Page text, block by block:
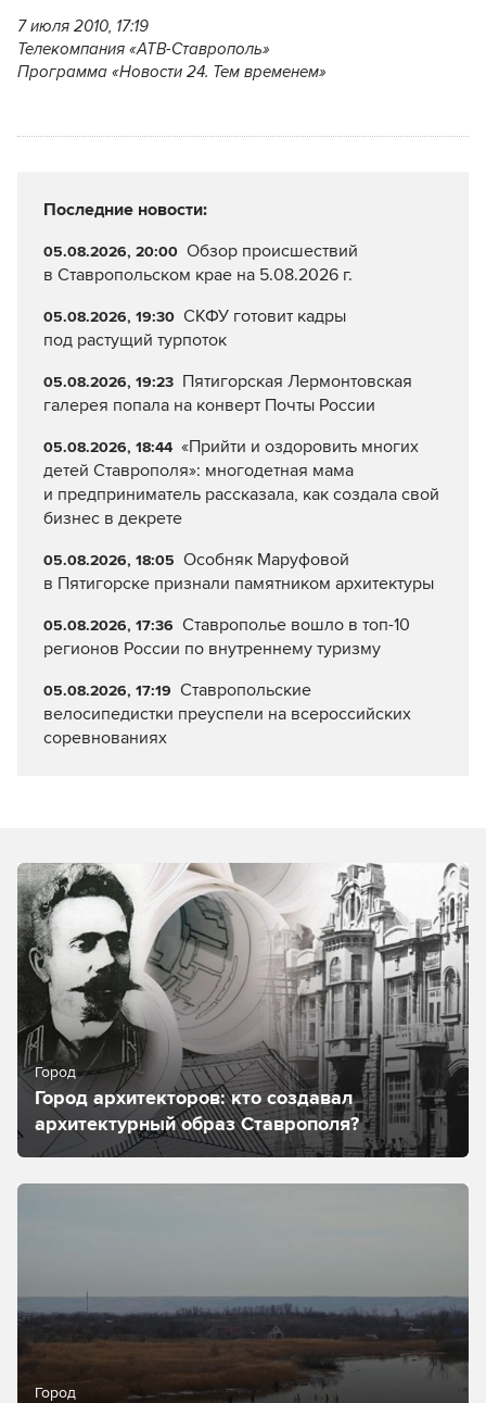
7 июля 2010, 17:19
Телекомпания «АТВ-Ставрополь»
Программа «Новости 24. Тем временем»
Последние новости:
05.08.2026, 20:00 Обзор происшествий
в Ставропольском крае на 5.08.2026 г.
05.08.2026, 19:30 СКФУ готовит кадры
под растущий турпоток
05.08.2026, 19:23 Пятигорская Лермонтовская
галерея попала на конверт Почты России
05.08.2026, 18:44 «Прийти и оздоровить многих
детей Ставрополя»: многодетная мама
и предприниматель рассказала, как создала свой
бизнес в декрете
05.08.2026, 18:05 Особняк Маруфовой
в Пятигорске признали памятником архитектуры
05.08.2026, 17:36 Ставрополье вошло в топ-10
регионов России по внутреннему туризму
05.08.2026, 17:19 Ставропольские
велосипедистки преуспели на всероссийских
соревнованиях
Город
Город архитекторов: кто создавал
архитектурный образ Ставрополя?
Город